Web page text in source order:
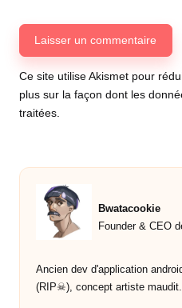
Ce site utilise Akismet pour
plus sur la façon dont les
traitées
Bwatacookie
Founder & CEO
Ancien dev d'application
(RIP☠︎︎), concept artiste maudit.